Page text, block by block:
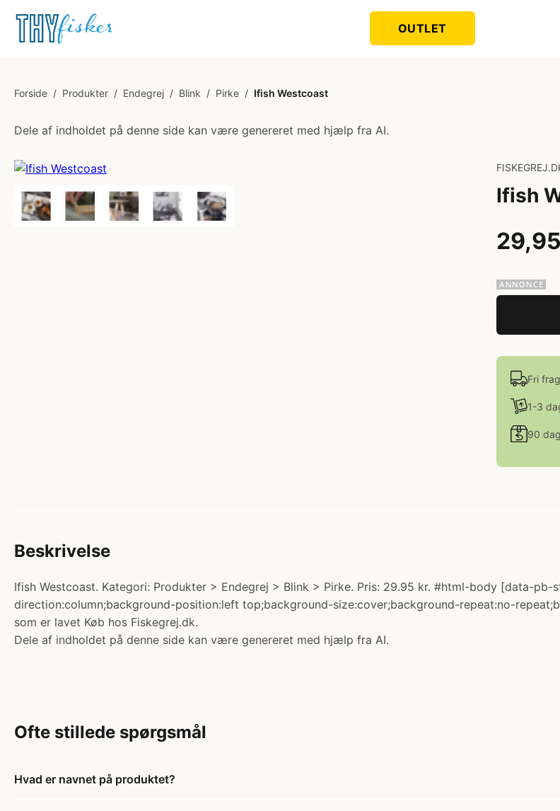
OUTLET
Forside / Produkter / Endegrej / Blink / Pirke / Ifish Westcoast
Dele af indholdet på denne side kan være genereret med hjælp fra AI.
Ifish
Fri
1-3
90
Beskrivelse
Ifish Westcoast. Kategori: Produkter > Endegrej > Blink > Pirke. Pris: 29.95 kr. #html-body [data-
direction:column;background-position:left top;background-size:cover;background-repeat:no-
som er lavet Køb hos Fiskegrej.dk.
Dele af indholdet på denne side kan være genereret med hjælp fra AI.
Ofte stillede spørgsmål
Hvad er navnet på produktet?